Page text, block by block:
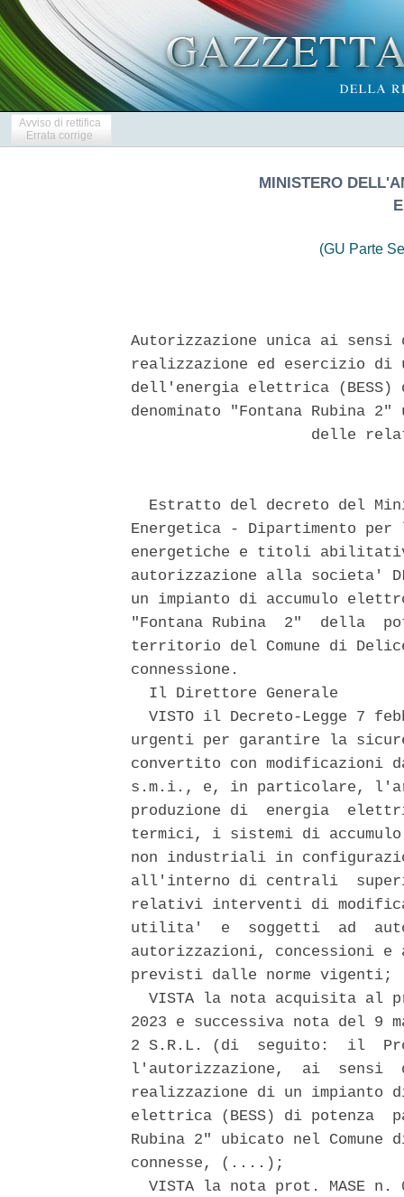
Avviso di rettifica
Errata corrige
MINISTERO
(GU Parte
Autorizzazione unica ai
realizzazione ed esercizio di
dell'energia elettrica
denominato "Fontana Rubina
delle
Estratto del decreto del
Energetica - Dipartimento
energetiche e titoli
autorizzazione alla societa'
un impianto di accumulo
"Fontana Rubina  2"  della
territorio del Comune di
connessione.
  Il Direttore Generale
VISTO il Decreto-Legge 7
urgenti per garantire la
convertito con modificazioni
s.m.i., e, in particolare,
produzione di  energia
termici, i sistemi di
non industriali in
all'interno di centrali
relativi interventi di
utilita'  e  soggetti  ad
autorizzazioni, concessioni e
previsti dalle norme vigenti;
VISTA la nota acquisita al
2023 e successiva nota del 9
2 S.R.L. (di  seguito:  il
l'autorizzazione,  ai  sensi
realizzazione di un impianto
elettrica (BESS) di potenza
Rubina 2" ubicato nel
connesse, (....);
VISTA la nota prot. MASE n.